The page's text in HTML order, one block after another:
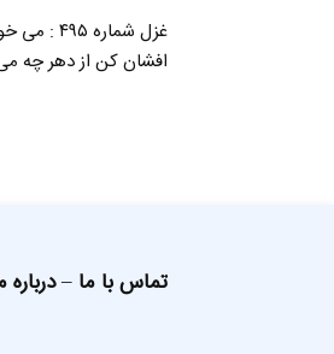
غزل شماره
افشان کن از دهر چه
تماس با ما –درباره